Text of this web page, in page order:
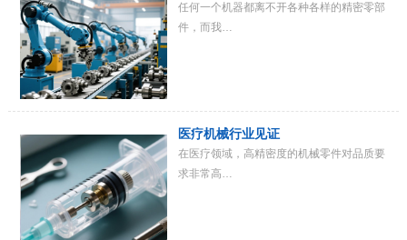
任何一个机器都离不开各种各样的精密零部
件，而我…
医疗机械行业见证
在医疗领域，高精密度的机械零件对品质要
求非常高…